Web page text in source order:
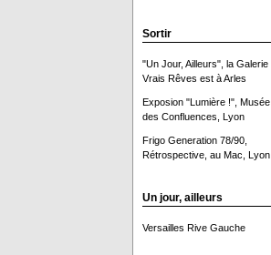
Sortir
"Un Jour, Ailleurs", la Galerie
Vrais Rêves est à Arles
Exposion "Lumière !", Musée
des Confluences, Lyon
Frigo Generation 78/90,
Rétrospective, au Mac, Lyon.
Un jour, ailleurs
Versailles Rive Gauche